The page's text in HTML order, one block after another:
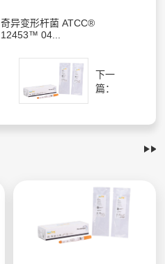
奇异变形杆菌 ATCC®
12453™ 04...
下一
篇：